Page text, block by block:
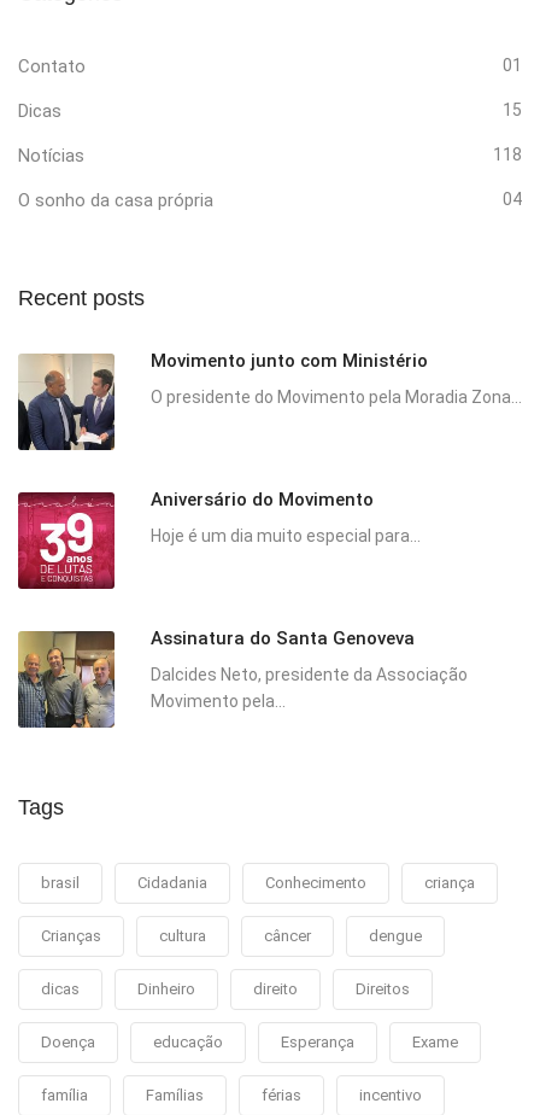
Contato 01
Dicas 15
Notícias 118
O sonho da casa própria 04
Recent posts
Movimento junto com Ministério
O presidente do Movimento pela Moradia Zona...
Aniversário do Movimento
Hoje é um dia muito especial para...
Assinatura do Santa Genoveva
Dalcides Neto, presidente da Associação
Movimento pela...
Tags
brasil Cidadania Conhecimento criança
Crianças cultura câncer dengue
dicas Dinheiro direito Direitos
Doença educação Esperança Exame
família Famílias férias incentivo